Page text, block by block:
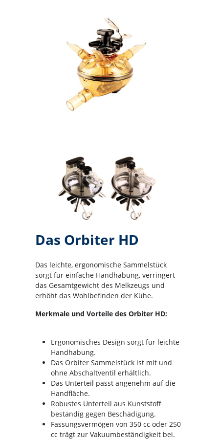
Das Orbiter HD
Das leichte, ergonomische Sammelstück
sorgt für einfache Handhabung, verringert
das Gesamtgewicht des Melkzeugs und
erhöht das Wohlbefinden der Kühe.
Merkmale und Vorteile des Orbiter HD:
Ergonomisches Design sorgt für leichte
Handhabung.
Das Orbiter Sammelstück ist mit und
ohne Abschaltventil erhältlich.
Das Unterteil passt angenehm auf die
Handfläche.
Robustes Unterteil aus Kunststoff
beständig gegen Beschädigung.
Fassungsvermögen von 350 cc oder 250
cc trägt zur Vakuumbeständigkeit bei.